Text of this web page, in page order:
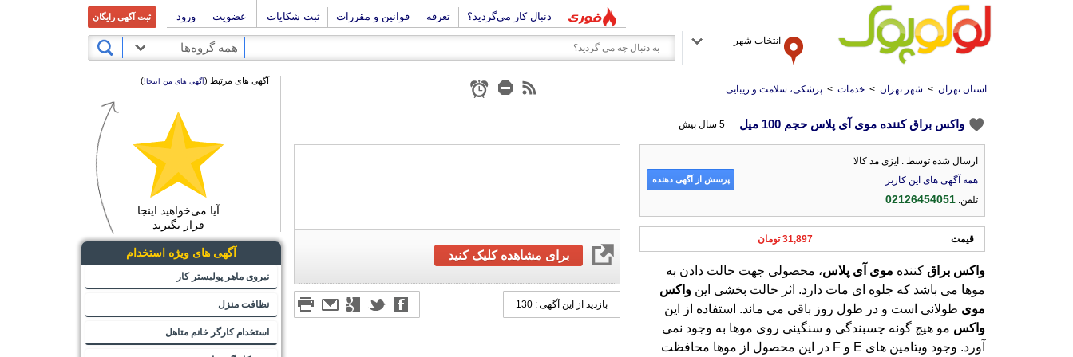
دنبال کار می‌گردید؟ تعرفه قوانین و مقررات ثبت شکایات عضویت ورود ثبت آگهی رایگان
انتخاب شهر
همه گروه‌ها
استان تهران > شهر تهران > خدمات > پزشکی، سلامت و زیبایی
واکس براق کننده موی آی پلاس حجم 100 میل 5 سال پیش
برای مشاهده کلیک کنید
بازدید از این آگهی : 130
ارسال شده توسط : ایزی مد کالا
همه آگهی های این کاربر
تلفن:02126454051
پرسش از آگهی دهنده
قیمت 31,897 تومان
واکس براق کننده موی آی پلاس، محصولی جهت حالت دادن به
موها می باشد که جلوه ای مات دارد. اثر حالت بخشی این واکس
موی طولانی است و در طول روز باقی می ماند. استفاده از این
واکس مو هیچ گونه چسبندگی و سنگینی روی موها به وجود نمی
آورد. وجود ویتامین های E و F در این محصول از موها محافظت
آگهی های مرتبط (آگهی های من اینجا!)
آیا می‌خواهید اینجا
قرار بگیرید
آگهی های ویژه استخدام
نیروی ماهر پولیستر کار
نظافت منزل
استخدام کارگر خانم متاهل